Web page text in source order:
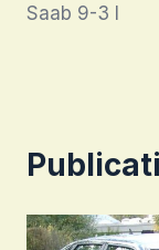
de
Saab 9-3 I